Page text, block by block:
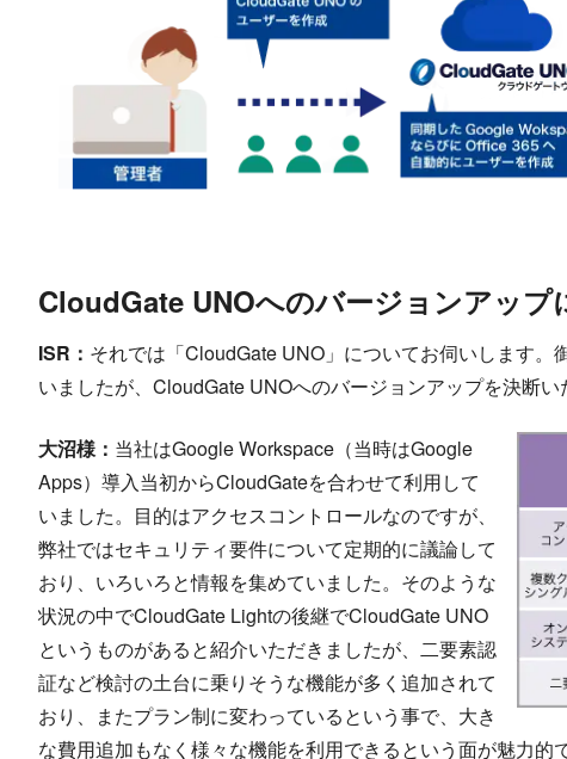
CloudGate UNOへのバージョンアップ
ISR： それでは「CloudGate UNO」についてお伺いします
いましたが、CloudGate UNOへのバージョンアップを決断い
大沼様： 当社はGoogle Workspace（当時はGoogle
Apps）導入当初からCloudGateを合わせて利用して
いました。目的はアクセスコントロールなのですが、
弊社ではセキュリティ要件について定期的に議論して
おり、いろいろと情報を集めていました。そのような
状況の中でCloudGate Lightの後継でCloudGate UNO
というものがあると紹介いただきましたが、二要素認
証など検討の土台に乗りそうな機能が多く追加されて
おり、またプラン制に変わっているという事で、大き
な費用追加もなく様々な機能を利用できるという面が魅力